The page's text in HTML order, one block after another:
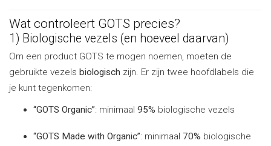
Wat controleert GOTS precies?
1) Biologische vezels (en hoeveel daarvan)
Om een product GOTS te mogen noemen, moeten de
gebruikte vezels biologisch zijn. Er zijn twee hoofdlabels die
je kunt tegenkomen:
“GOTS Organic”: minimaal 95% biologische vezels
“GOTS Made with Organic”: minimaal 70% biologische